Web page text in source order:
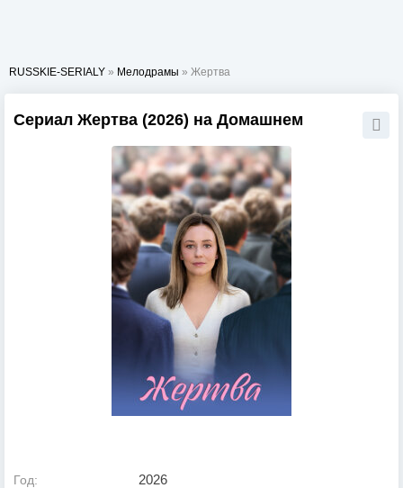
RUSSKIE-SERIALY » Мелодрамы » Жертва
Сериал Жертва (2026) на Домашнем
Год: 2026